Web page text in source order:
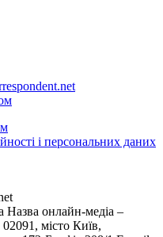
і персональних даних
Назва онлайн-медіа –
місто Київ,